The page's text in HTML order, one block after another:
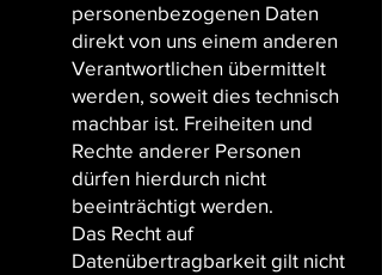
personenbezogenen Daten
direkt von uns einem anderen
Verantwortlichen übermittelt
werden, soweit dies technisch
machbar ist. Freiheiten und
Rechte anderer Personen
dürfen hierdurch nicht
beeinträchtigt werden.
Das Recht auf
Datenübertragbarkeit gilt nicht